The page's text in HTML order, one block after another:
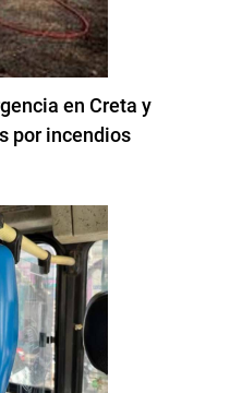
en Creta y
por incendios